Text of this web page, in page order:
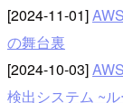
[2024-11-01]
の舞台裏
[2024-10-03]
検出システム ~